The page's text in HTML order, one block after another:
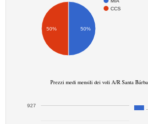
CCS
50% 50%
Prezzi medi mensili dei voli A/R Santa
927